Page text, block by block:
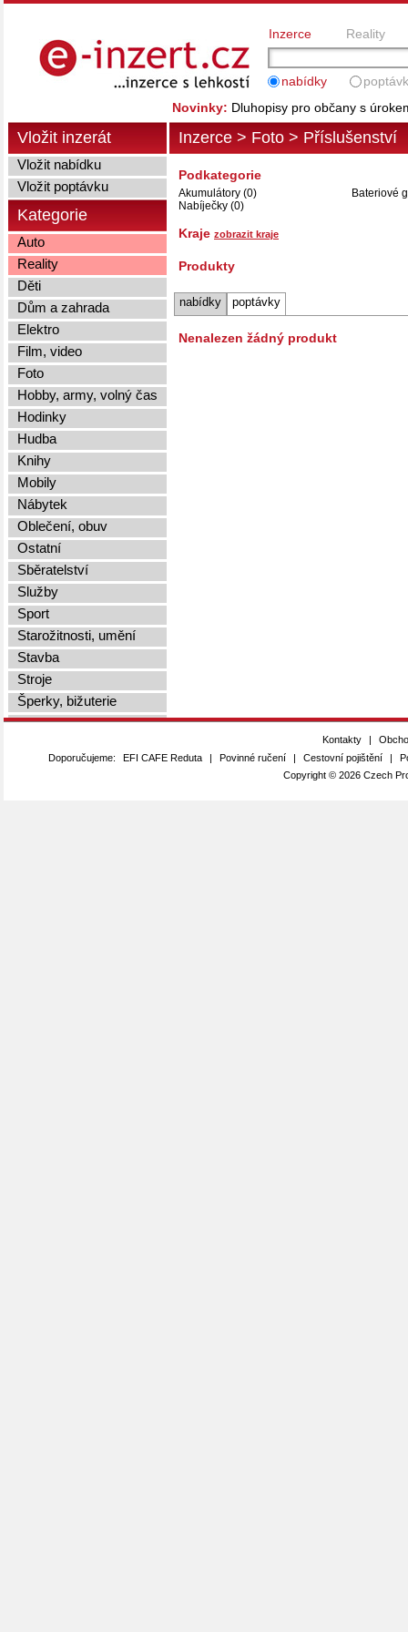
Inzerce Reality
nabídky
Novinky: Dluhopisy pro občany s
Inzerce > Foto > Příslušenství
Podkategorie
Akumulátory (0)
Bateriové
Nabíječky (0)
Kraje zobrazit kraje
Produkty
nabídky poptávky
Nenalezen žádný produkt
Vložit inzerát
Vložit nabídku
Vložit poptávku
Kategorie
Auto
Reality
Děti
Dům a zahrada
Elektro
Film, video
Foto
Hobby, army, volný čas
Hodinky
Hudba
Knihy
Mobily
Nábytek
Oblečení, obuv
Ostatní
Sběratelství
Služby
Sport
Starožitnosti, umění
Stavba
Stroje
Šperky, bižuterie
Vstupenky
Zvířata
Kontakty |
Doporučujeme:
EFI CAFE Reduta | Povinné ručení | Cestovní pojištění |
Copyright © 2026 Czech